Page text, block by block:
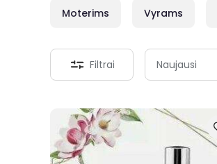
Moterims Vyrams
Filtrai